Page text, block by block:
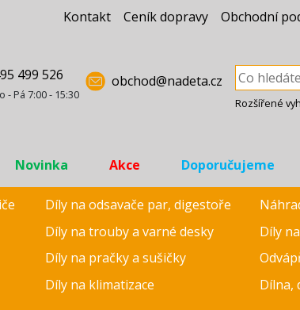
Kontakt Ceník dopravy Obchodní
499 526
- Pá 7:00 - 15:30
obchod@nadeta.cz
Rozšířené
Novinka Akce Doporučujeme
Díly na odsavače par, digestoře
Díly na trouby a varné desky Díly
Díly na pračky a sušičky
Díly na klimatizace Dílna,